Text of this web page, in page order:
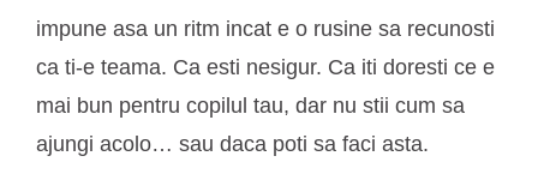
impune asa un ritm incat e o rusine sa recunosti
ca ti-e teama. Ca esti nesigur. Ca iti doresti ce e
mai bun pentru copilul tau, dar nu stii cum sa
ajungi acolo… sau daca poti sa faci asta.